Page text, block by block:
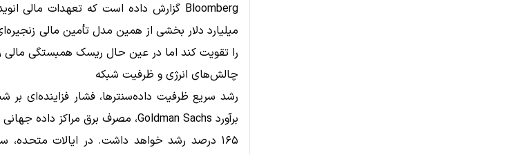
میلیارد دلار بخشی از همین مدل تأمین مالی
را تقویت کند اما در عین حال ریسک همبستگی مالی
چالش‌های انرژی و ظرفیت شبکه
رشد سریع ظرفیت داده‌سنترها، فشار فزاینده‌ای بر
۱۶۵ درصد رشد خواهد داشت. در ایالات